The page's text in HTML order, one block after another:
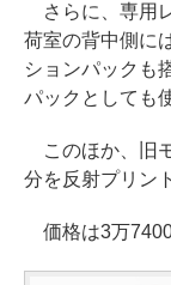
さらに、専用
荷室の背中側に
ションパックも
パックとしても
このほか、旧
分を反射プリン
価格は3万7400